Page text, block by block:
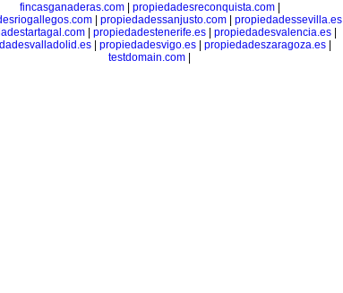
fincasganaderas.com| propiedadesreconquista.com|
| propiedadessanjusto.com| propiedadessevilla.es|
| propiedadestenerife.es| propiedadesvalencia.es|
propiedadesvigo.es propiedadeszaragoza.es
testdomain.com